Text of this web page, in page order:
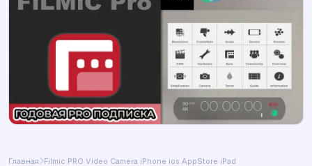
Главная Filmic PRO Video Camera iPhone ios AppStore iPad